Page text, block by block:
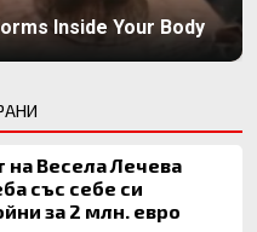
Inside Your Body
на Весела Лечева
със себе си
за 2 млн. евро